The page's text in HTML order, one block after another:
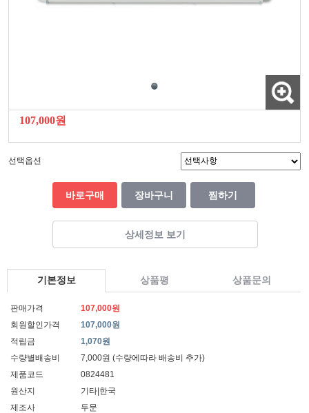
107,000원
선택옵션
바로구매 장바구니 찜하기
상세정보 보기
기본정보 상품평 상품문의
판매가격
107,000원
회원할인가격
107,000원
적립금
1,070원
수량별배송비
7,000원 (수량에따라 배송비 추가)
제품코드
0824481
원산지
기타|한국
제조사
두문